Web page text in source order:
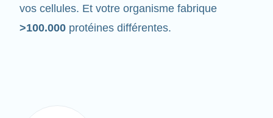
vos cellules. Et votre organisme fabrique
>100.000 protéines différentes.